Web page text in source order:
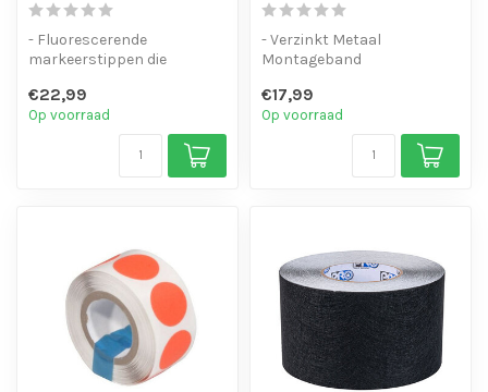
- Fluorescerende
markeerstippen die
blacklight
- Gemaakt...
€22,99
Op voorraad
- Verzinkt Metaal
Montageband
van beursstand en de...
€17,99
Op voorraad